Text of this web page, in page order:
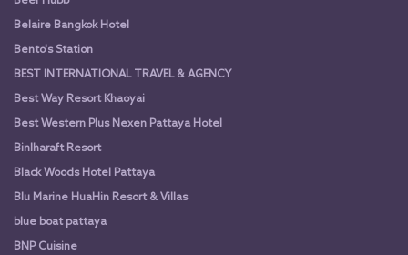
Belaire Bangkok Hotel
Bento's Station
BEST INTERNATIONAL TRAVEL & AGENCY
Best Way Resort Khaoyai
Best Western Plus Nexen Pattaya Hotel
Binlharaft Resort
Black Woods Hotel Pattaya
Blu Marine HuaHin Resort & Villas
blue boat pattaya
BNP Cuisine